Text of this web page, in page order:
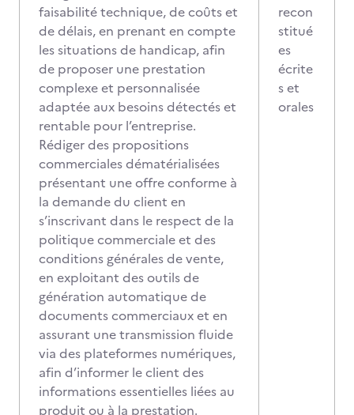
faisabilité technique, de coûts et
de délais, en prenant en compte
les situations de handicap, afin
de proposer une prestation
complexe et personnalisée
adaptée aux besoins détectés et
rentable pour l’entreprise.
Rédiger des propositions
commerciales dématérialisées
présentant une offre conforme à
la demande du client en
s’inscrivant dans le respect de la
politique commerciale et des
conditions générales de vente,
en exploitant des outils de
génération automatique de
documents commerciaux et en
assurant une transmission fluide
via des plateformes numériques,
afin d’informer le client des
informations essentielles liées au
produit ou à la prestation.
recon
stitué
es
écrite
s et
orales